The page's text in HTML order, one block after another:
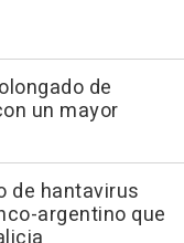
de
un mayor
de hantavirus
argentino que